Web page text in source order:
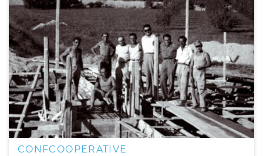
CONFCOOPERATIVE